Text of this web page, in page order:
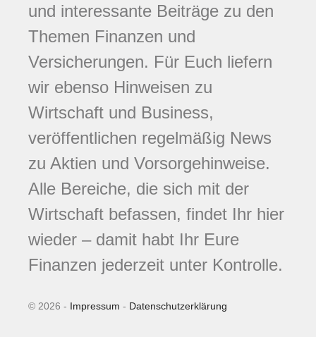
und interessante Beiträge zu den
Themen Finanzen und
Versicherungen. Für Euch liefern
wir ebenso Hinweisen zu
Wirtschaft und Business,
veröffentlichen regelmäßig News
zu Aktien und Vorsorgehinweise.
Alle Bereiche, die sich mit der
Wirtschaft befassen, findet Ihr hier
wieder – damit habt Ihr Eure
Finanzen jederzeit unter Kontrolle.
© 2026 - Impressum - Datenschutzerklärung